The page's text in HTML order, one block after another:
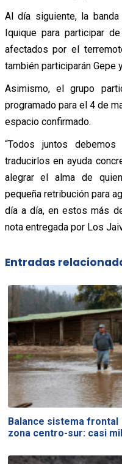
Al día siguiente, la
Iquique para participar
afectados por el
también participarán Gepe
Asimismo, el grupo
programado para el 4 de
espacio confirmado.
“Todos juntos
traducirlos en ayuda
alegrar el alma de
pequeña retribución para
día a día, en estos más
nota entregada por Los
Entradas
Balance sistema frontal
zona centro-sur: casi